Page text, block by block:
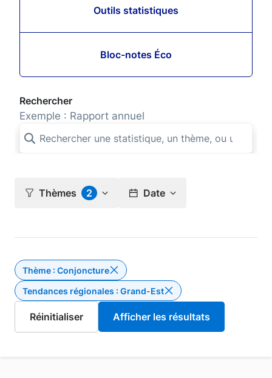
Outils statistiques
Bloc-notes Éco
Rechercher
Exemple : Rapport annuel
Thèmes 2 Date
Thème : ConjonctureSupprimer le filtre Thème :
Tendances régionales : Grand-Est